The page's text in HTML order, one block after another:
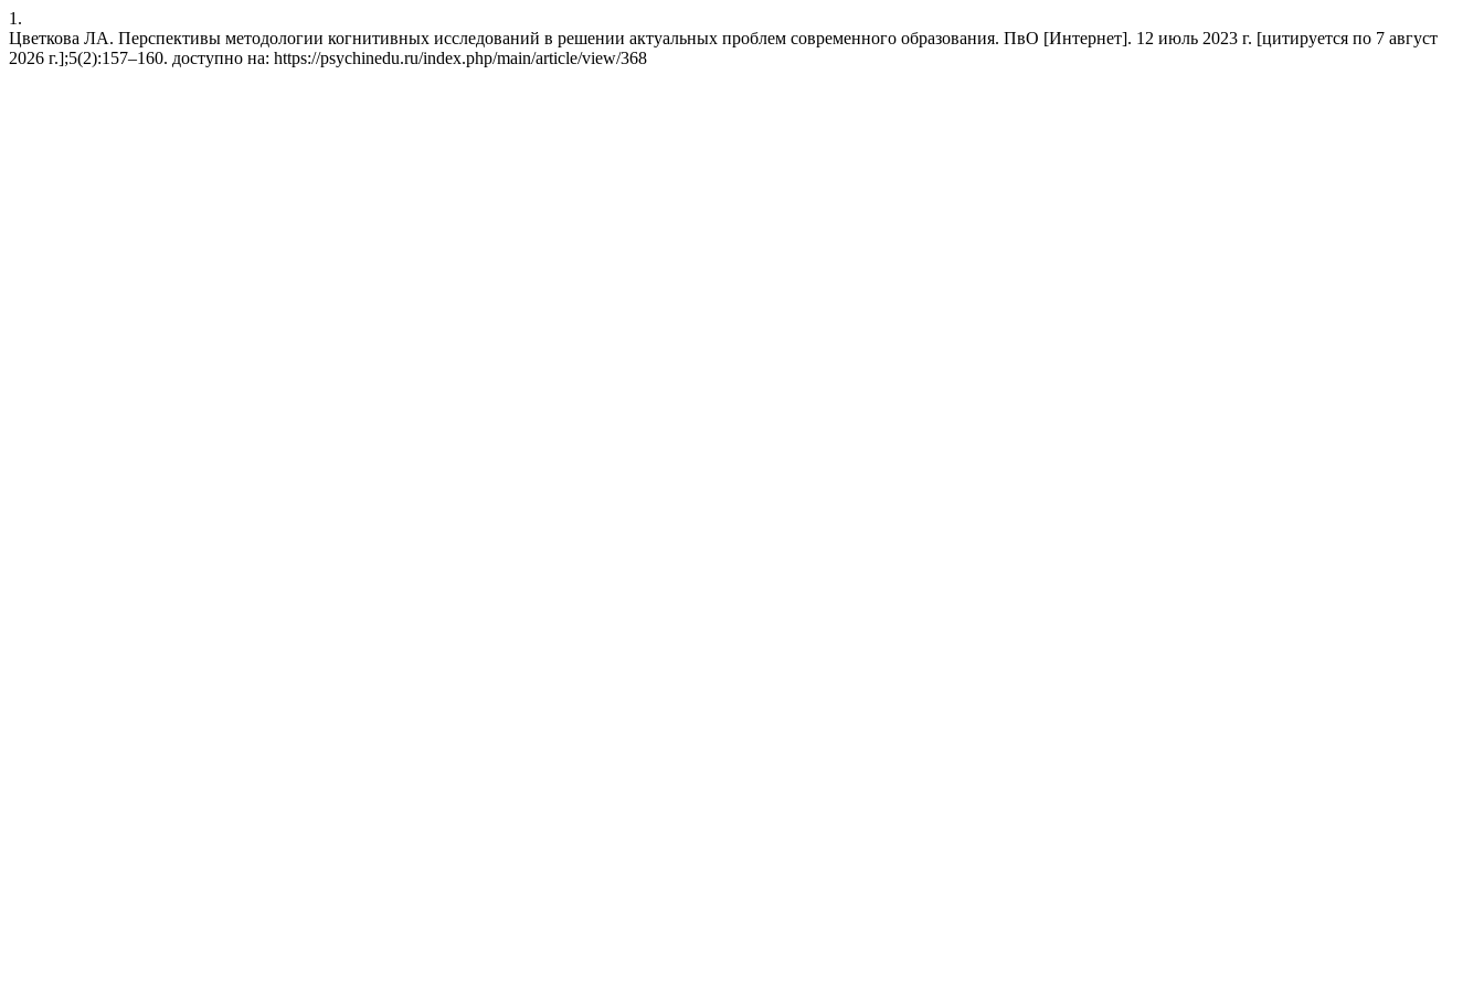
1.
Цветкова ЛА. Перспективы методологии когнитивных исследований в решении актуальных проблем современного образования. ПвО [Интернет]. 12 июль 2023 г. [цитируется по 7 август
2026 г.];5(2):157–160. доступно на: https://psychinedu.ru/index.php/main/article/view/368